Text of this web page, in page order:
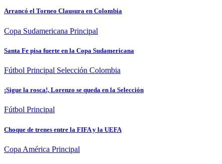
Arrancó el Torneo Clausura en Colombia
Copa Sudamericana Principal
Santa Fe pisa fuerte en la Copa Sudamericana
Fútbol Principal Selección Colombia
¡Sigue la rosca!, Lorenzo se queda en la Selección
Fútbol Principal
Choque de trenes entre la FIFA y la UEFA
Copa América Principal